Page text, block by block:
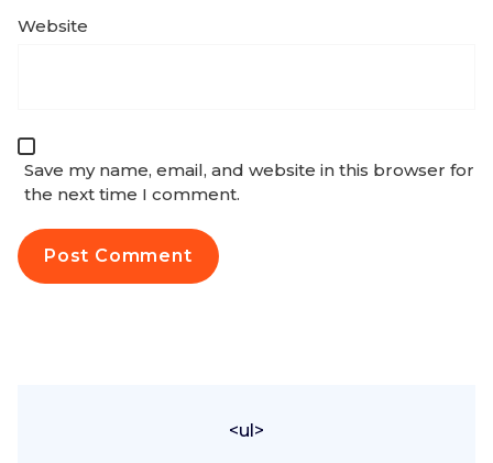
Website
Save my name, email, and website in this browser for
the next time I comment.
<ul>